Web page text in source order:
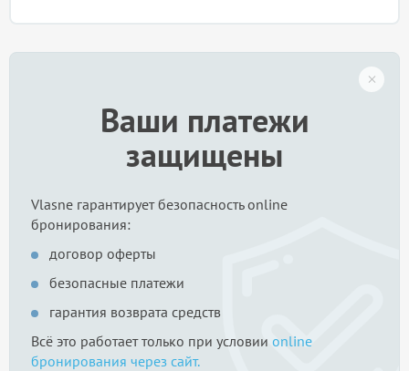
Ваши платежи
защищены
Vlasne гарантирует безопасность online
бронирования:
договор оферты
безопасные платежи
гарантия возврата средств
Всё это работает только при условии online
бронирования через сайт.